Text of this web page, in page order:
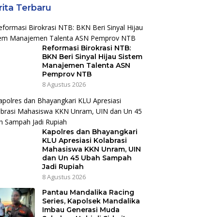
Terbaru
Reformasi Birokrasi NTB:
BKN Beri Sinyal Hijau Sistem
Manajemen Talenta ASN
Pemprov NTB
8 Agustus 2026
Kapolres dan Bhayangkari
KLU Apresiasi Kolabrasi
Mahasiswa KKN Unram, UIN
dan Un 45 Ubah Sampah
Jadi Rupiah
8 Agustus 2026
Pantau Mandalika Racing
Series, Kapolsek Mandalika
Imbau Generasi Muda